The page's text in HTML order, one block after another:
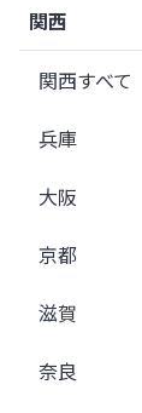
関西
関西すべて
兵庫
大阪
京都
滋賀
奈良